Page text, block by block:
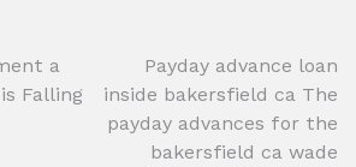
a
Falling
Payday advance loan
inside bakersfield ca The
payday advances for the
bakersfield ca wade